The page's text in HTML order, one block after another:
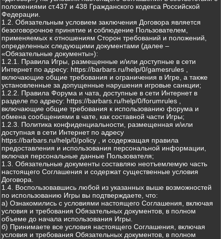
положениями ст.437 и 438 Гражданского кодекса Российской
Федерации.
1.2. Обязательным условием заключения Договора является
безоговорочное принятие и соблюдение Пользователем,
применяемых к отношениям Сторон требований и положений,
определенных следующими документами (далее –
«Обязательные документы»):
1.2.1. Правила Игры, размещенные и/или доступные в сети
Интернет по адресу: https://barbars.ru/help/0/gamesrules ,
включающие общие требования и ограничения в Игре, а также
установленные за допущенные нарушения игровые санкции;
1.2.2. Правила Форума и чата, доступные в сети Интернет в
разделе по адресу: https://barbars.ru/help/0/forumrules ,
включающие общие требования к использованию форума и
обмена сообщениями в чате, как составной части Игры;
1.2.3. Политика конфиденциальности, размещенная и/или
доступная в сети Интернет по адресу
https://barbars.ru/help/0/policy , и содержащая правила
предоставления и использования персональной информации,
включая персональные данные Пользователя;
1.3. Обязательные документы составляю неотъемлемую часть
настоящего Соглашения и содержат существенные условия
Договора.
1.4. Воспользовавшись любой из указанных выше возможностей
по использованию Игры вы подтверждаете, что:
а) Ознакомились с условиями настоящего Соглашения, включая
условия и требования Обязательных документов, в полном
объеме до начала использования Игры.
б) Принимаете все условия настоящего Соглашения, включая
условия и требования Обязательных документов, в полном